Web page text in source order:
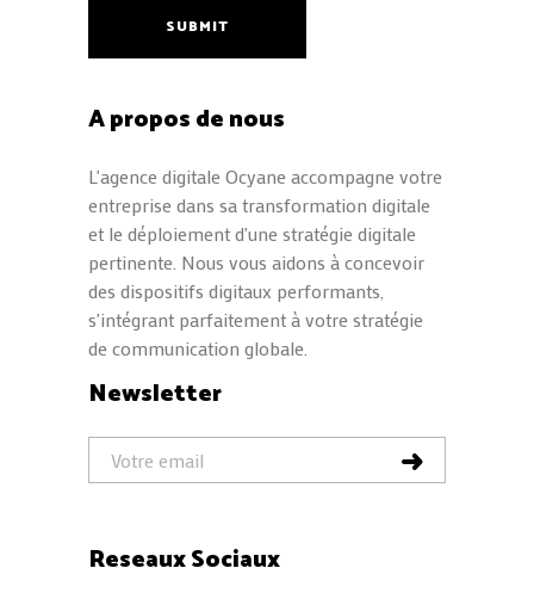
SUBMIT
A propos de nous
L'agence digitale Ocyane accompagne votre
entreprise dans sa transformation digitale
et le déploiement d'une stratégie digitale
pertinente. Nous vous aidons à concevoir
des dispositifs digitaux performants,
s'intégrant parfaitement à votre stratégie
de communication globale.
Newsletter
Reseaux Sociaux